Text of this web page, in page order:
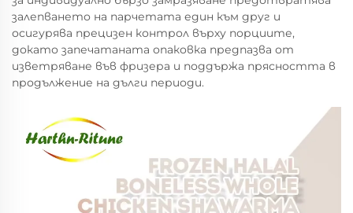
залепването на парчетата един към друг и
осигурява прецизен контрол върху порциите,
докато запечатаната опаковка предпазва от
изветряване във фризера и поддържа прясността в
продължение на дълги периоди.